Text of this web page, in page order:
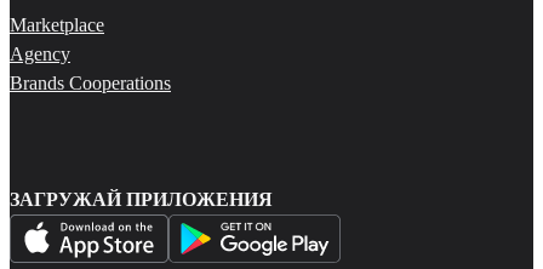
Marketplace
Agency
Brands Cooperations
ЗАГРУЖАЙ ПРИЛОЖЕНИЯ